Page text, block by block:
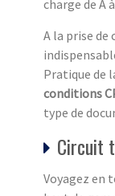
charge de A
A la prise de
Pratique de
conditions
type de
Circuit
Voyagez en